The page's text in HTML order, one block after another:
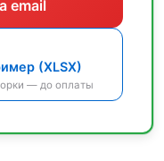
email
(XLSX)
— до оплаты